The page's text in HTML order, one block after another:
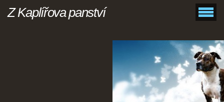
Z Kaplířova panství